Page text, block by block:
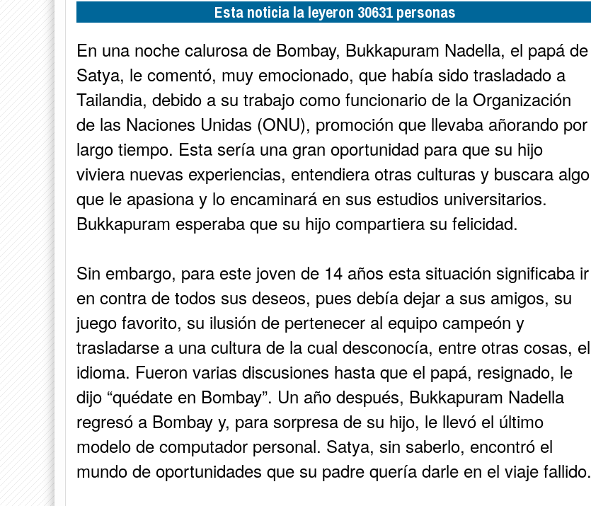
Esta noticia la leyeron 30631 personas
En una noche calurosa de Bombay, Bukkapuram Nadella, el papá de
Satya, le comentó, muy emocionado, que había sido trasladado a
Tailandia, debido a su trabajo como funcionario de la Organización
de las Naciones Unidas (ONU), promoción que llevaba añorando por
largo tiempo. Esta sería una gran oportunidad para que su hijo
viviera nuevas experiencias, entendiera otras culturas y buscara algo
que le apasiona y lo encaminará en sus estudios universitarios.
Bukkapuram esperaba que su hijo compartiera su felicidad.
Sin embargo, para este joven de 14 años esta situación significaba ir
en contra de todos sus deseos, pues debía dejar a sus amigos, su
juego favorito, su ilusión de pertenecer al equipo campeón y
trasladarse a una cultura de la cual desconocía, entre otras cosas, el
idioma. Fueron varias discusiones hasta que el papá, resignado, le
dijo “quédate en Bombay”. Un año después, Bukkapuram Nadella
regresó a Bombay y, para sorpresa de su hijo, le llevó el último
modelo de computador personal. Satya, sin saberlo, encontró el
mundo de oportunidades que su padre quería darle en el viaje fallido.